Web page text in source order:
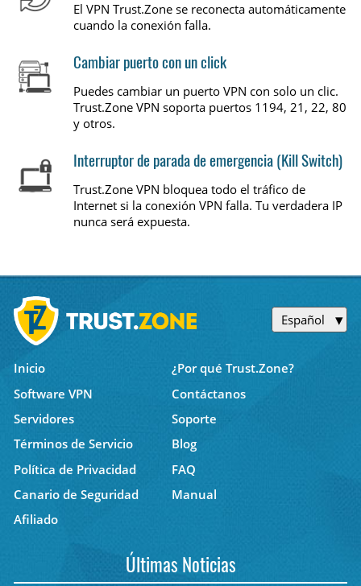
El VPN Trust.Zone se reconecta automáticamente
cuando la conexión falla.
Cambiar puerto con un click
Puedes cambiar un puerto VPN con solo un clic.
Trust.Zone VPN soporta puertos 1194, 21, 22, 80
y otros.
Interruptor de parada de emergencia (Kill Switch)
Trust.Zone VPN bloquea todo el tráfico de
Internet si la conexión VPN falla. Tu verdadera IP
nunca será expuesta.
Español
Inicio
¿Por qué Trust.Zone?
Software VPN
Contáctanos
Servidores
Soporte
Términos de Servicio
Blog
Política de Privacidad
FAQ
Canario de Seguridad
Manual
Afiliado
Últimas Noticias